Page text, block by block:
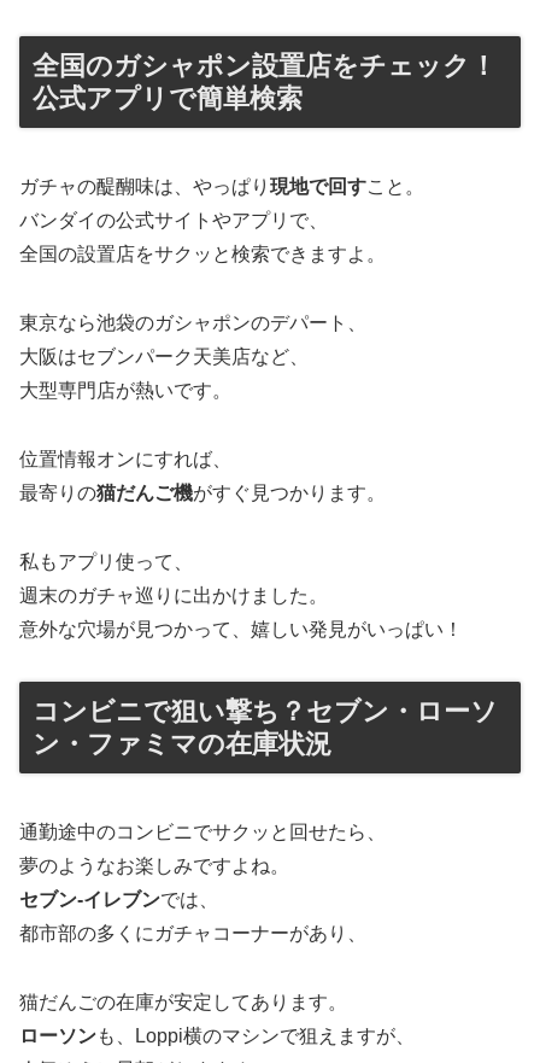
全国のガシャポン設置店をチェック！
公式アプリで簡単検索
ガチャの醍醐味は、やっぱり 現地で回すこと。
バンダイの公式サイトやアプリで、
全国の設置店をサクッと検索できますよ。
東京なら池袋のガシャポンのデパート、
大阪はセブンパーク天美店など、
大型専門店が熱いです。
位置情報オンにすれば、
最寄りの猫だんご機がすぐ見つかります。
私もアプリ使って、
週末のガチャ巡りに出かけました。
意外な穴場が見つかって、嬉しい発見がいっぱい！
コンビニで狙い撃ち？セブン・ローソ
ン・ファミマの在庫状況
通勤途中のコンビニでサクッと回せたら、
夢のようなお楽しみですよね。
セブン-イレブンでは、
都市部の多くにガチャコーナーがあり、
猫だんごの在庫が安定してあります。
ローソンも、Loppi横のマシンで狙えますが、